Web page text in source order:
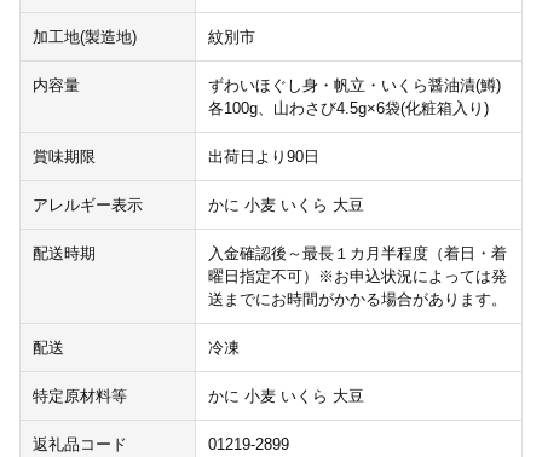
加工地(製造地) 紋別市
内容量
ずわいほぐし身・帆立・いくら醤油漬(鱒)
各100g、山わさび4.5g×6袋(化粧箱入り)
賞味期限 出荷日より90日
アレルギー表示 かに 小麦 いくら 大豆
配送時期
入金確認後～最長１カ月半程度（着日・着
曜日指定不可）※お申込状況によっては発
送までにお時間がかかる場合があります。
配送 冷凍
特定原材料等 かに 小麦 いくら 大豆
返礼品コード 01219-2899